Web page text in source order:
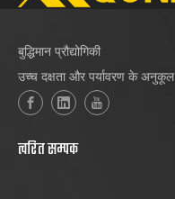
बुद्धिमान प्रौद्योगिकी
उच्च दक्षता और पर्यावरण के अनुकूल
त्वरित सम्पक